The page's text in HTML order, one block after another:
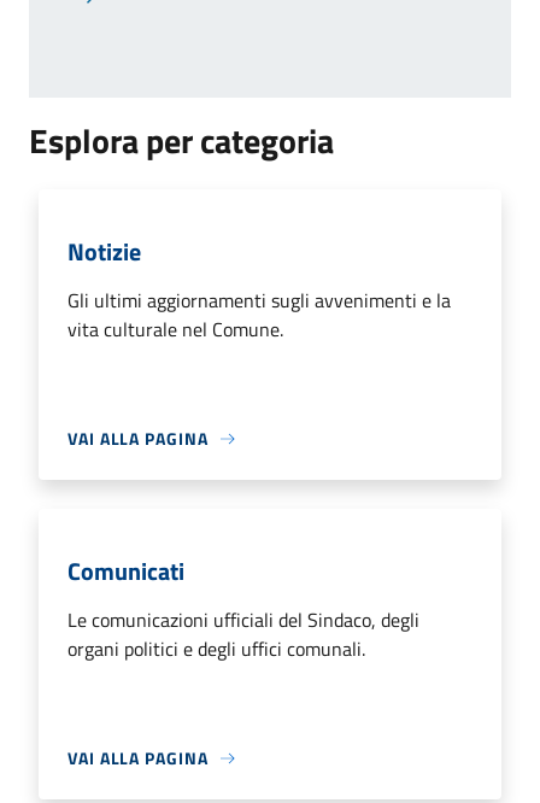
Pagina successiva
Esplora per categoria
Notizie
Gli ultimi aggiornamenti sugli avvenimenti e la
vita culturale nel Comune.
VAI ALLA PAGINA
Comunicati
Le comunicazioni ufficiali del Sindaco, degli
organi politici e degli uffici comunali.
VAI ALLA PAGINA